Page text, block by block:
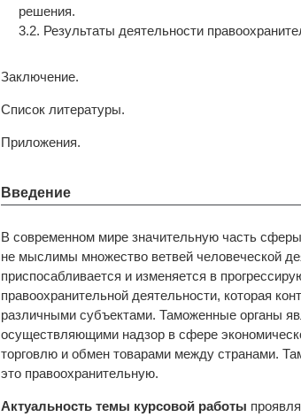
решения.
3.2. Результаты деятельности
Заключение.
Список литературы.
Приложения.
Введение
В современном мире значительную часть
не мыслимы множество ветвей человеческой
приспосабливается и изменяется в
правоохранительной деятельности, которая
различными субъектами. Таможенные органы
осуществляющими надзор в сфере
торговлю и обмен товарами между странами.
это правоохранительную.
Актуальность темы курсовой работы